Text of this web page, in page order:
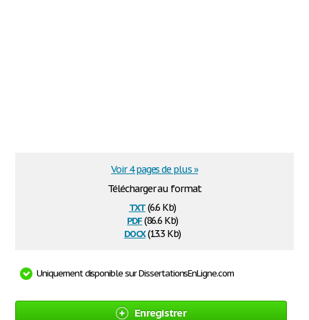
Télécharger au format
txt(6.6 Kb)
pdf(86.6 Kb)
docx(13.3 Kb)
Voir 4 pages de plus »
Uniquement disponible sur DissertationsEnLigne.com
Enregistrer